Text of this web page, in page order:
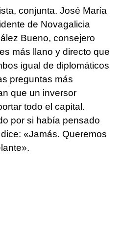
conjunta. José María
de Novagalicia
Bueno, consejero
más llano y directo que
igual de diplomáticos
preguntas más
que un inversor
todo el capital.
por si había pensado
«Jamás. Queremos